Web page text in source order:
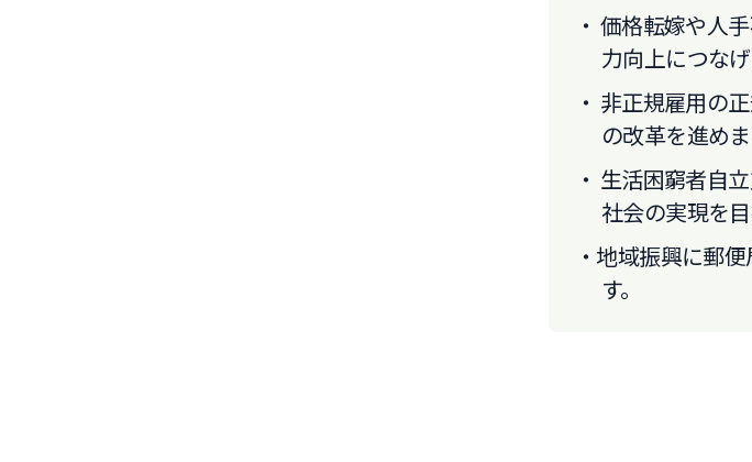
価格転嫁や人
力向上につなげ
非正規雇用の
の改革を進めま
生活困窮者自
社会の実現を目
地域振興に郵
す。